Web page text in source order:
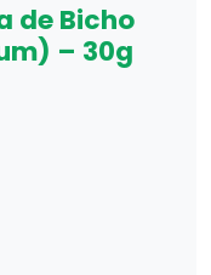
de Bicho
– 30g